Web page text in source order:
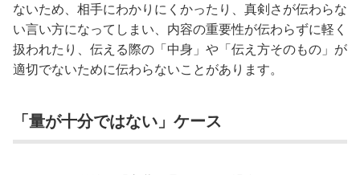
ないため、相手にわかりにくかったり、真剣さが伝わらな
い言い方になってしまい、内容の重要性が伝わらずに軽く
扱われたり、伝える際の「中身」や「伝え方そのもの」が
適切でないために伝わらないことがあります。
「量が十分ではない」ケース